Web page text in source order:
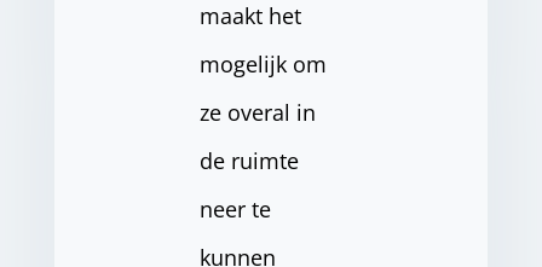
maakt het
mogelijk om
ze overal in
de ruimte
neer te
kunnen